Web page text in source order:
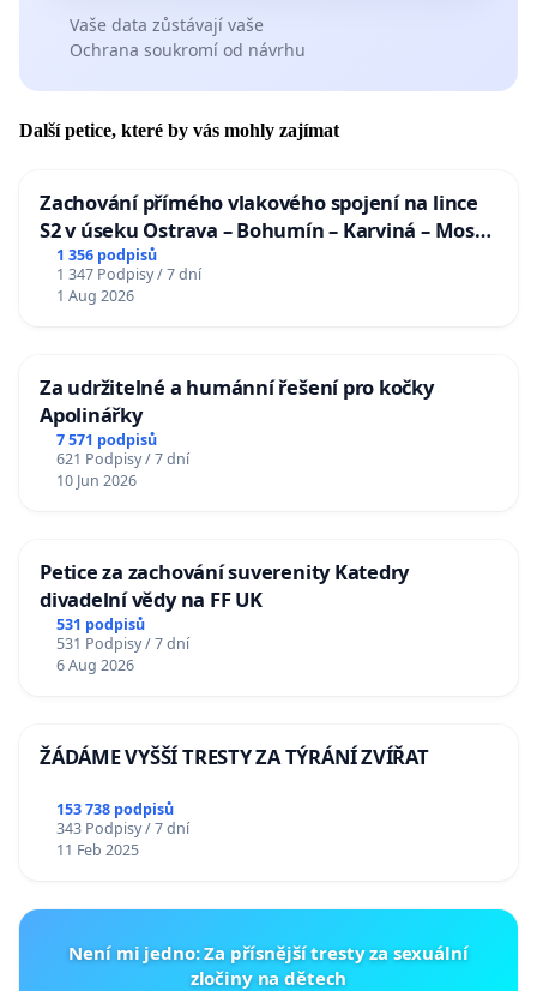
Vaše data zůstávají vaše
Ochrana soukromí od návrhu
Další petice, které by vás mohly zajímat
Zachování přímého vlakového spojení na lince
S2 v úseku Ostrava – Bohumín – Karviná – Mosty
u Jablunkova
1 356 podpisů
1 347 Podpisy / 7 dní
1 Aug 2026
Za udržitelné a humánní řešení pro kočky
Apolinářky
7 571 podpisů
621 Podpisy / 7 dní
10 Jun 2026
Petice za zachování suverenity Katedry
divadelní vědy na FF UK
531 podpisů
531 Podpisy / 7 dní
6 Aug 2026
ŽÁDÁME VYŠŠÍ TRESTY ZA TÝRÁNÍ ZVÍŘAT
153 738 podpisů
343 Podpisy / 7 dní
11 Feb 2025
Není mi jedno: Za přísnější tresty za sexuální
zločiny na dětech